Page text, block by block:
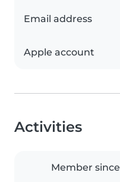
Email address
Apple account
Activities
Member since